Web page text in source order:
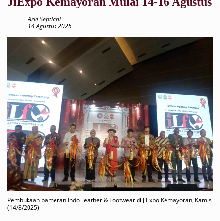
Arie Septiani
14 Agustus 2025
Pembukaan pameran Indo Leather & Footwear di JiExpo Kemayoran, Kamis
(14/8/2025)